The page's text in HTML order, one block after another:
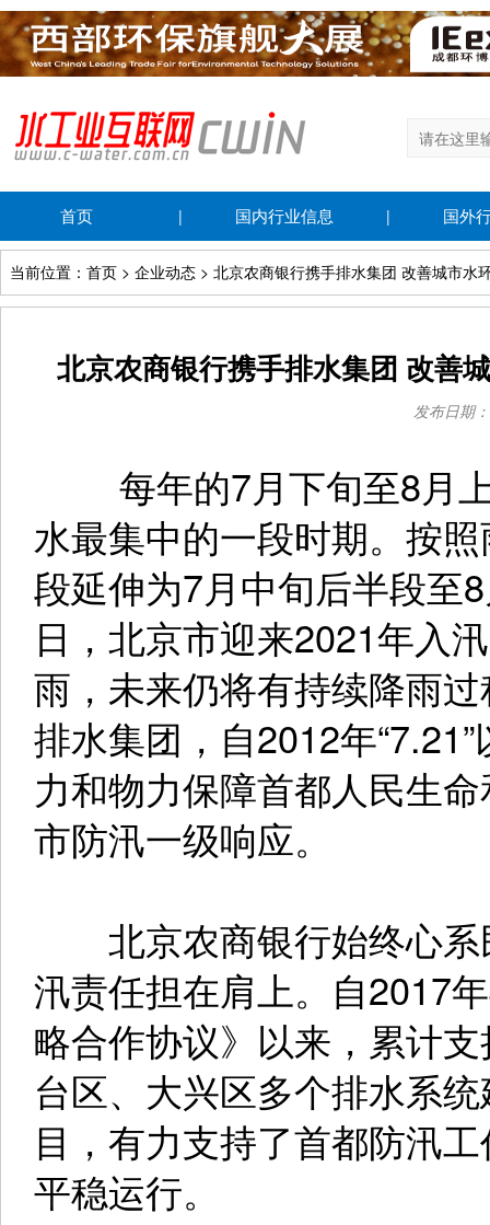
首页 | 国内行业信息 | 国外
当前位置：首页 > 企业动态 > 北京农商银行携手排水集团 改善城市水
北京农商银行携手排水集团 改善
发布日期
每年的7月下旬至8月上
水最集中的一段时期。按
段延伸为7月中旬后半段至
日，北京市迎来2021年入
雨，未来仍将有持续降雨
排水集团，自2012年
力和物力保障首都人民生
市防汛一级响应。
北京农商银行始终心系
汛责任担在肩上。自2017
略合作协议》以来，累计
台区、大兴区多个排水系
目，有力支持了首都防汛
平稳运行。